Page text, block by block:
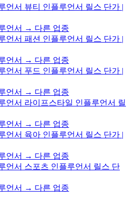
언서 뷰티 인플루언서 릴스 단가 |
언서 → 다른 업종
언서 패션 인플루언서 릴스 단가 |
언서 → 다른 업종
언서 푸드 인플루언서 릴스 단가 |
언서 → 다른 업종
언서 라이프스타일 인플루언서 릴
언서 → 다른 업종
언서 육아 인플루언서 릴스 단가 |
언서 → 다른 업종
언서 스포츠 인플루언서 릴스 단
언서 → 다른 업종